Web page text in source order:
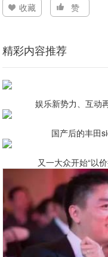
收藏 赞
精彩内容推荐
娱乐新势力、互动
国产后的丰田
又一大众开始“以